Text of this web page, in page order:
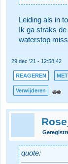
Leiding als in
Ik ga straks
waterstop
29 dec '21 - 12:58:42
REAGEREN
Verwijderen
quote: